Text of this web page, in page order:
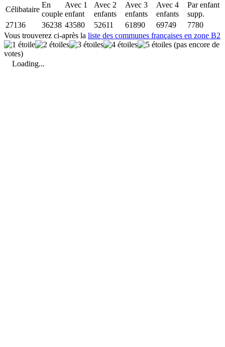
Célibataire
En
couple
Avec 1
enfant
Avec 2
enfants
Avec 3
enfants
Avec 4
enfants
Par enfant
supp.
27136
36238 43580 52611 61890 69749
7780
Vous trouverez ci-après la liste des communes françaises en zone B2
(pas encore de
votes)
Loading...